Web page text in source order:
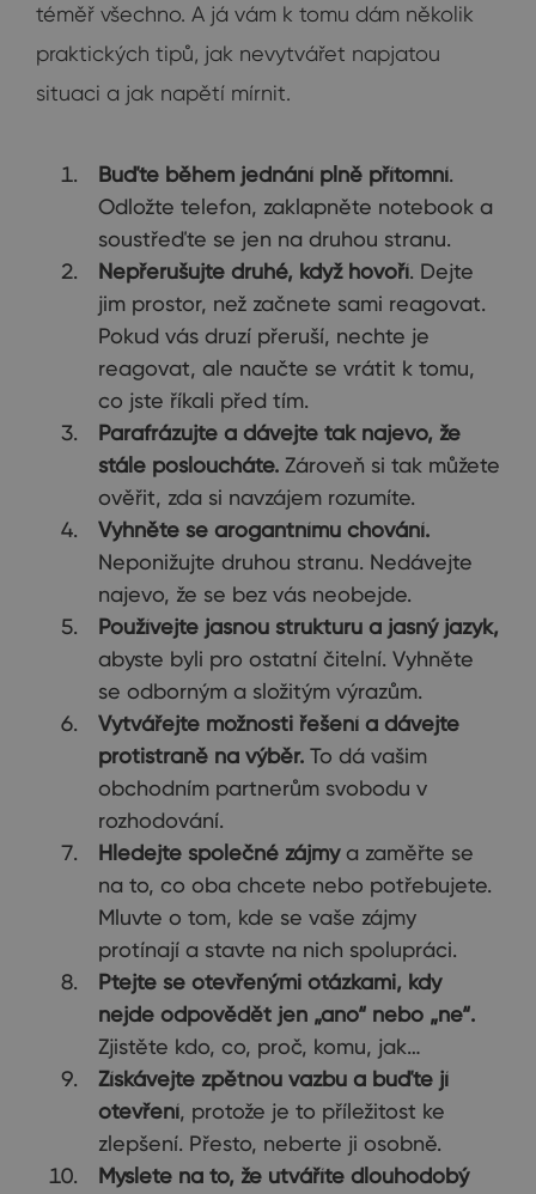
téměř všechno. A já vám k tomu dám několik
praktických tipů, jak nevytvářet napjatou
situaci a jak napětí mírnit.
Buďte během jednání plně přítomní.
Odložte telefon, zaklapněte notebook a
soustřeďte se jen na druhou stranu.
Nepřerušujte druhé, když hovoří. Dejte
jim prostor, než začnete sami reagovat.
Pokud vás druzí přeruší, nechte je
reagovat, ale naučte se vrátit k tomu,
co jste říkali před tím.
Parafrázujte a dávejte tak najevo, že
stále posloucháte. Zároveň si tak můžete
ověřit, zda si navzájem rozumíte.
Vyhněte se arogantnímu chování.
Neponižujte druhou stranu. Nedávejte
najevo, že se bez vás neobejde.
Používejte jasnou strukturu a jasný jazyk,
abyste byli pro ostatní čitelní. Vyhněte
se odborným a složitým výrazům.
Vytvářejte možnosti řešení a dávejte
protistraně na výběr. To dá vašim
obchodním partnerům svobodu v
rozhodování.
Hledejte společné zájmya zaměřte se
na to, co oba chcete nebo potřebujete.
Mluvte o tom, kde se vaše zájmy
protínají a stavte na nich spolupráci.
Ptejte se otevřenými otázkami, kdy
nejde odpovědět jen „ano“ nebo „ne“.
Zjistěte kdo, co, proč, komu, jak…
Získávejte zpětnou vazbu a buďte jí
otevření, protože je to příležitost ke
zlepšení. Přesto, neberte ji osobně.
Myslete na to, že utváříte dlouhodobý